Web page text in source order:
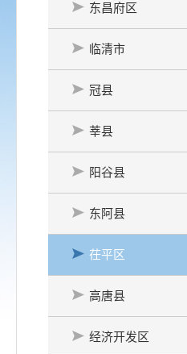
东昌府区
临清市
冠县
莘县
阳谷县
东阿县
茌平区
高唐县
经济开发区